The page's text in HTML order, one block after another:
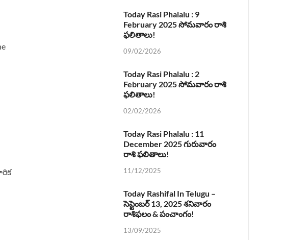
Today Rasi Phalalu : 9
February 2025 సోమవారం రాశి
ఫలితాలు!
09/02/2026
Today Rasi Phalalu : 2
February 2025 సోమవారం రాశి
ఫలితాలు!
02/02/2026
Today Rasi Phalalu : 11
December 2025 గురువారం
రాశి ఫలితాలు!
11/12/2025
Today Rashifal In Telugu –
సెప్టెంబర్ 13, 2025 శనివారం
రాశిఫలం & పంచాంగం!
13/09/2025